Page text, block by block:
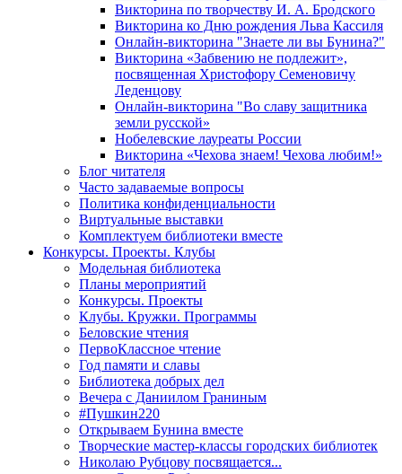
Викторина по творчеству И. А. Бродского
Викторина ко Дню рождения Льва Кассиля
Онлайн-викторина "Знаете ли вы Бунина?"
Викторина «Забвению не подлежит»,
посвященная Христофору Семеновичу
Леденцову
Онлайн-викторина "Во славу защитника
земли русской»
Нобелевские лауреаты России
Викторина «Чехова знаем! Чехова любим!»
Блог читателя
Часто задаваемые вопросы
Политика конфиденциальности
Виртуальные выставки
Комплектуем библиотеки вместе
Конкурсы. Проекты. Клубы
Модельная библиотека
Планы мероприятий
Конкурсы. Проекты
Клубы. Кружки. Программы
Беловские чтения
ПервоКлассное чтение
Год памяти и славы
Библиотека добрых дел
Вечера с Даниилом Граниным
#Пушкин220
Открываем Бунина вместе
Творческие мастер-классы городских библиотек
Николаю Рубцову посвящается...